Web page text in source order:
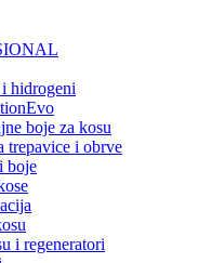
hidrogeni
boje za kosu
trepavice i obrve
boje
i regeneratori